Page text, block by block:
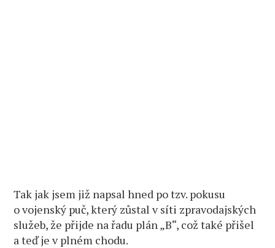
Tak jak jsem již napsal hned po tzv. pokusu
o vojenský puč, který zůstal v síti zpravodajských
služeb, že přijde na řadu plán „B“, což také přišel
a teď je v plném chodu.